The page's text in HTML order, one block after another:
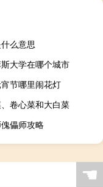
么意思
大学在哪个城市
节哪里闹花灯
卷心菜和大白菜
儡师攻略
☚